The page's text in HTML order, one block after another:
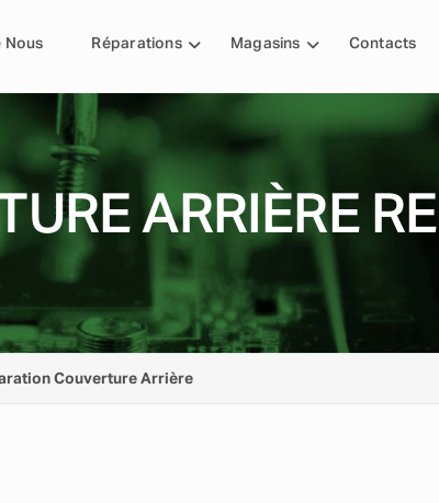
Nous Réparations Magasins Contacts
ARRIÈRE
Couverture Arrière